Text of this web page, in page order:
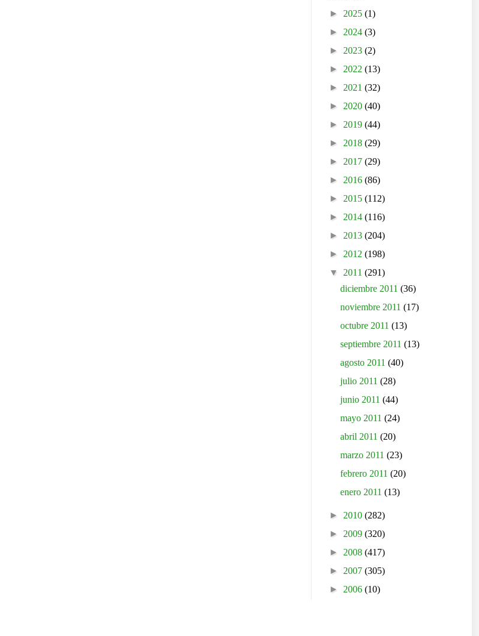
► 2025 (1)
► 2024 (3)
► 2023 (2)
► 2022 (13)
► 2021 (32)
► 2020 (40)
► 2019 (44)
► 2018 (29)
► 2017 (29)
► 2016 (86)
► 2015 (112)
► 2014 (116)
► 2013 (204)
► 2012 (198)
▼ 2011 (291)
diciembre 2011(36)
noviembre 2011(17)
octubre 2011(13)
septiembre 2011(13)
agosto 2011(40)
julio 2011(28)
junio 2011(44)
mayo 2011(24)
abril 2011(20)
marzo 2011(23)
febrero 2011(20)
enero 2011(13)
► 2010 (282)
► 2009 (320)
► 2008 (417)
► 2007 (305)
► 2006 (10)